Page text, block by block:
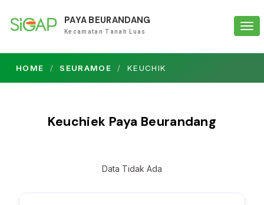
PAYA BEURANDANG
Kecamatan Tanah Luas
HOME SEURAMOE KEUCHIK
Keuchiek Paya Beurandang
Data Tidak Ada